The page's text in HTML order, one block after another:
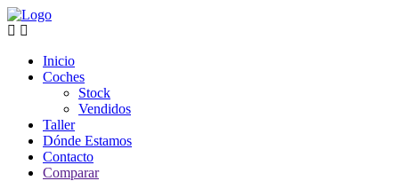
Inicio
Coches
Stock
Vendidos
Taller
Dónde Estamos
Contacto
Comparar